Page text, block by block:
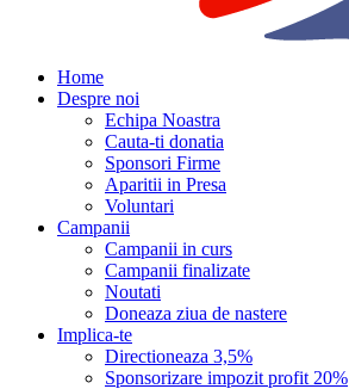
Home
Despre noi
Echipa Noastra
Cauta-ti donatia
Sponsori Firme
Aparitii in Presa
Voluntari
Campanii
Campanii in curs
Campanii finalizate
Noutati
Doneaza ziua de nastere
Implica-te
Directioneaza 3,5%
Sponsorizare impozit profit 20%